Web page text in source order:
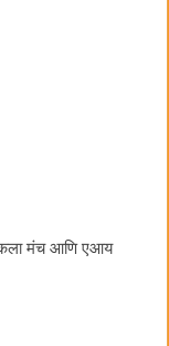
कला मंच आणि एआय